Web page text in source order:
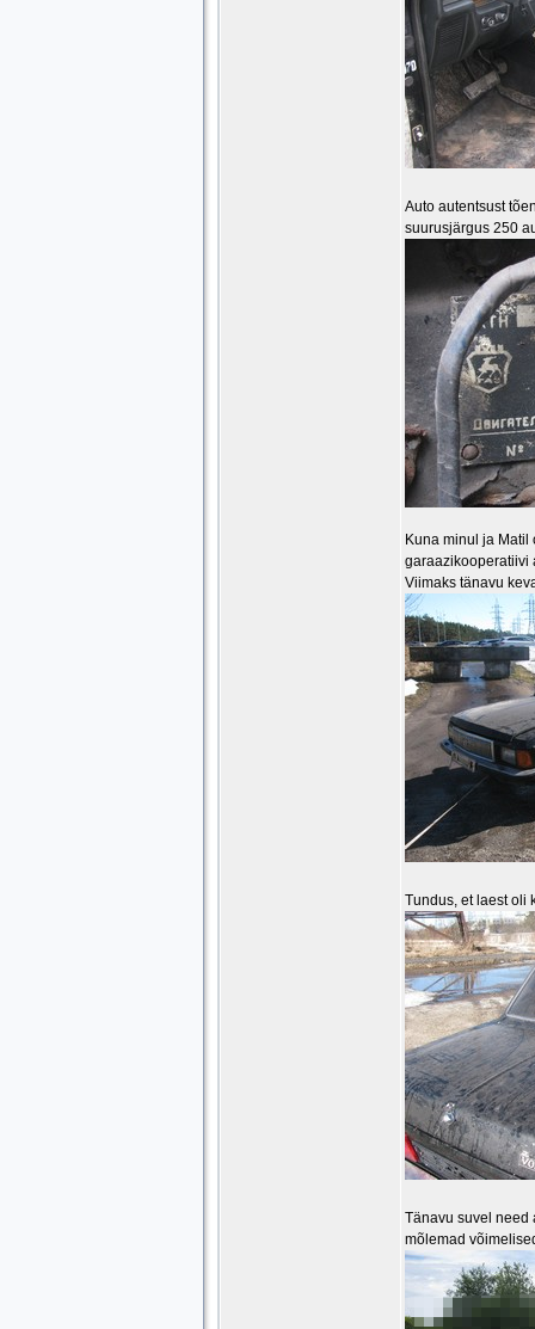
Auto autentsust
suurusjärgus 250
Kuna minul ja
garaazikooperatiivi
Viimaks tänavu
Tundus, et laest oli
Tänavu suvel need
mõlemad